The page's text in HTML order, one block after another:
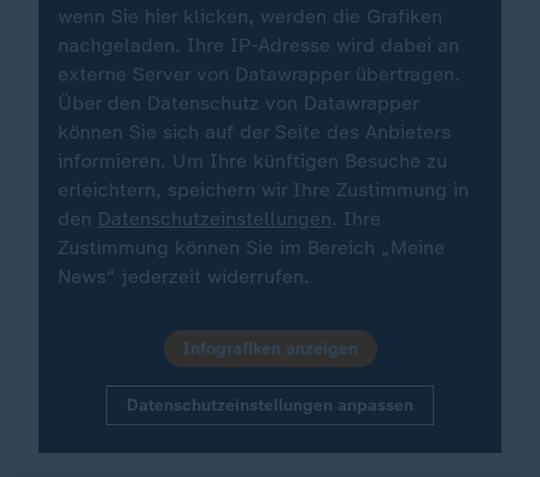
wenn Sie hier klicken, werden die Grafiken
nachgeladen. Ihre IP-Adresse wird dabei an
externe Server von Datawrapper übertragen.
Über den Datenschutz von Datawrapper
können Sie sich auf der Seite des Anbieters
informieren. Um Ihre künftigen Besuche zu
erleichtern, speichern wir Ihre Zustimmung in
den Datenschutzeinstellungen. Ihre
Zustimmung können Sie im Bereich „Meine
News“ jederzeit widerrufen.
Infografiken anzeigen
Datenschutzeinstellungen anpassen